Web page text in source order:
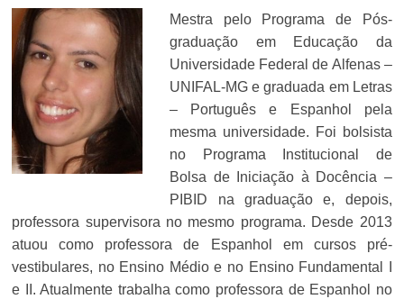
Mestra pelo Programa de Pós-
graduação em Educação da
Universidade Federal de Alfenas –
UNIFAL-MG e graduada em Letras
– Português e Espanhol pela
mesma universidade. Foi bolsista
no Programa Institucional de
Bolsa de Iniciação à Docência –
PIBID na graduação e, depois,
professora supervisora no mesmo programa. Desde 2013
atuou como professora de Espanhol em cursos pré-
vestibulares, no Ensino Médio e no Ensino Fundamental I
e II. Atualmente trabalha como professora de Espanhol no